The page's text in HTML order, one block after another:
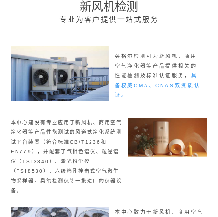
新风机检测
专业为客户提供一站式服务
英格尔检测可为新风机、商用
空气净化器等产品提供相关的
性能检测及标准认证服务， 具
备权威CMA、CNAS双资质认
证。
本中心建设有专业应用于新风机、商用空气
净化器等产品性能测试的风道式净化系统测
试平台装置（符合标准GB/T1236和
EN779），并配套了气相色谱仪、粒径谱
仪（TSI3340）、激光粉尘仪
（TSI8530）、六级筛孔撞击式空气微生
物采样器、臭氧检测仪等一批进口的仪器设
备。
本中心致力于新风机、商用空气